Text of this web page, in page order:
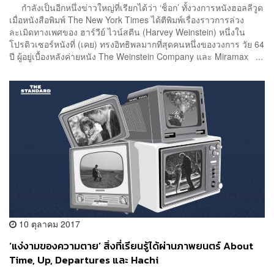
กำลังเป็นอีกหนึ่งข่าวใหญ่ที่เรียกได้ว่า ‘ช็อก’ ทั้งวงการหนังฮอลลีวูด
เมื่อหนังสือพิมพ์ The New York Times ได้ตีพิมพ์เรื่องราวการล่วง
ละเมิดทางเพศของ ฮาร์วีย์ ไวน์สตีน (Harvey Weinstein) หนึ่งใน
โปรดิวเซอร์หนังที่ (เคย) ทรงอิทธิพลมากที่สุดคนหนึ่งของวงการ วัย 64
ปี ผู้อยู่เบื้องหลังค่ายหนัง The Weinstein Company และ Miramax ...
10 ตุลาคม 2017
‘แง่งามของความตาย’ สิ่งที่เรียนรู้ได้ผ่านภาพยนตร์ About
Time, Up, Departures และ Hachi